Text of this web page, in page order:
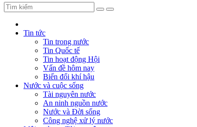
Tin tức
Tin trong nước
Tin Quốc tế
Tin hoạt động Hội
Vấn đề hôm nay
Biến đổi khí hậu
Nước và cuộc sống
Tài nguyên nước
An ninh nguồn nước
Nước và Đời sống
Công nghệ xử lý nước